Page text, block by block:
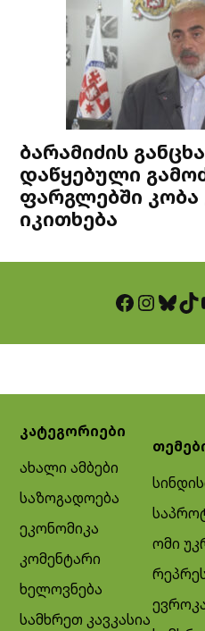
ბარამიძის
დაწყებული
ფარგლებში კობა
იკითხება
Facebook InstagramBluesky TikTok
კატეგორიები
ახალი ამბები
საზოგადოება
ეკონომიკა
კომენტარი
ხელოვნება
სამხრეთ კავკასია
ომი